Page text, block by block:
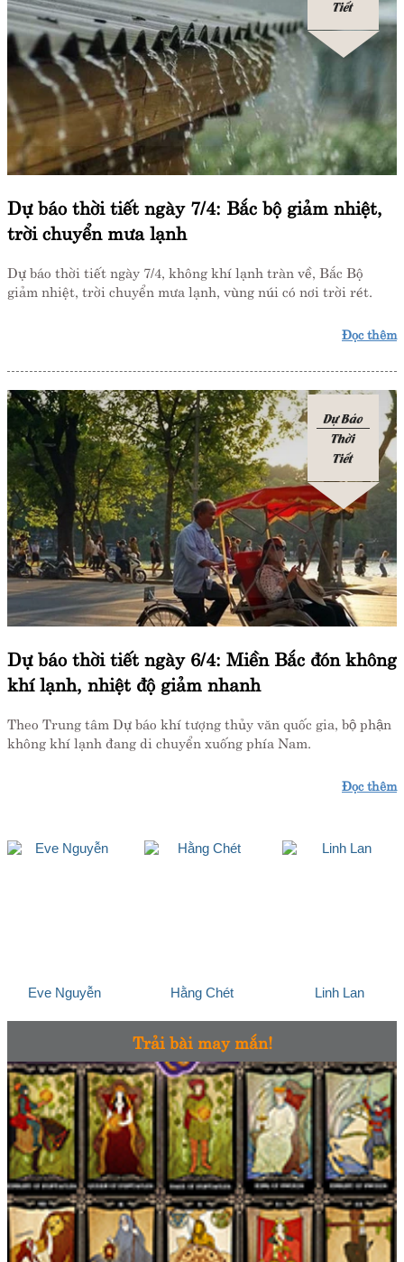
Tiết
Dự báo thời tiết ngày 7/4: Bắc bộ giảm nhiệt,
trời chuyển mưa lạnh
Dự báo thời tiết ngày 7/4, không khí lạnh tràn về, Bắc Bộ
giảm nhiệt, trời chuyển mưa lạnh, vùng núi có nơi trời rét.
Đọc thêm
Dự Báo
Thời
Tiết
Dự báo thời tiết ngày 6/4: Miền Bắc đón không
khí lạnh, nhiệt độ giảm nhanh
Theo Trung tâm Dự báo khí tượng thủy văn quốc gia, bộ phận
không khí lạnh đang di chuyển xuống phía Nam.
Đọc thêm
Eve Nguyễn Hằng Chét Linh Lan
Trải bài may mắn!